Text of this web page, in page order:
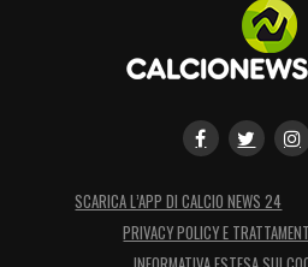
SCARICA L’APP DI CALCIO NEWS 24
PRIVACY POLICY E